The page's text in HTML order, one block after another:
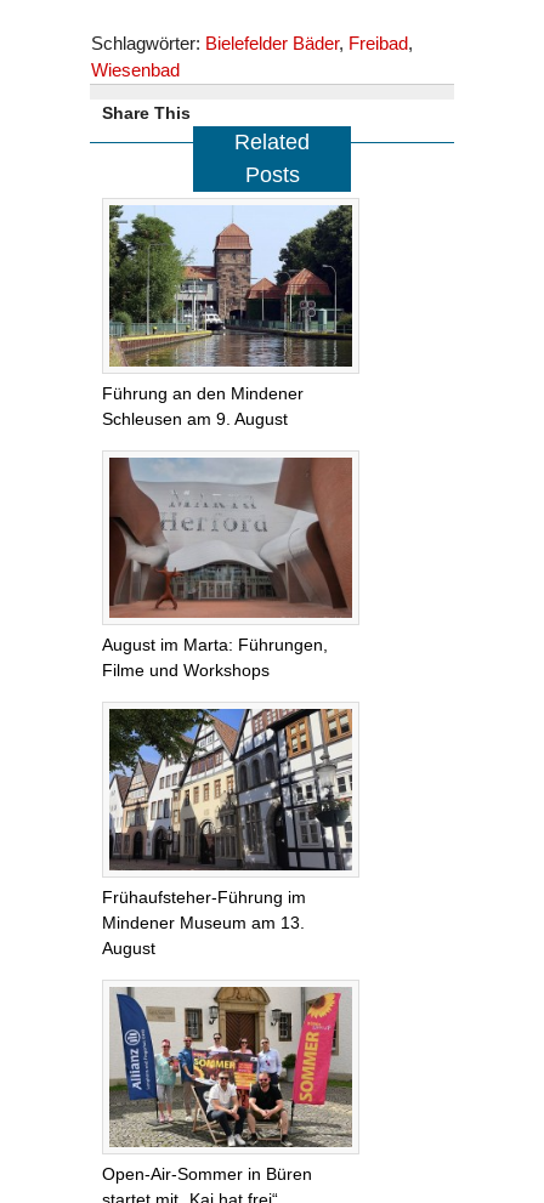
Schlagwörter: Bielefelder Bäder, Freibad,
Wiesenbad
Share This
Related
Posts
Führung an den Mindener
Schleusen am 9. August
August im Marta: Führungen,
Filme und Workshops
Frühaufsteher-Führung im
Mindener Museum am 13.
August
Open-Air-Sommer in Büren